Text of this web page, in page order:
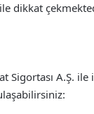
dikkat
Sigortası A.Ş.